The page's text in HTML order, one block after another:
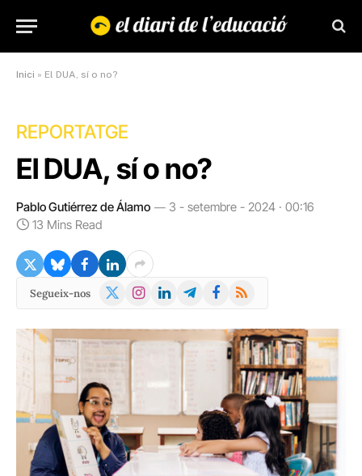
Inici » El DUA, sí o no?
REPORTATGE
El DUA, sí o no?
Pablo Gutiérrez de Álamo
3 - setembre - 2024 · 00:16
13 Mins Read
Segueix-nos
X
Instagram
LinkedInTelegramFacebook
RSS